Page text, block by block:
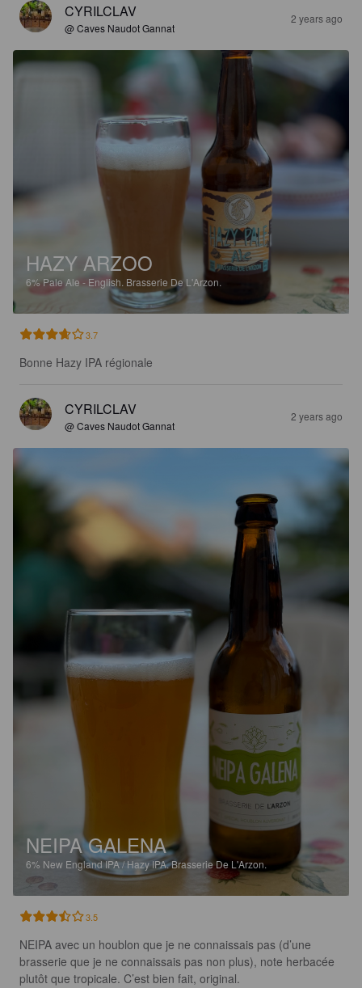
CYRILCLAV
@ Caves Naudot Gannat
2 years ago
HAZY ARZOO
6%Pale Ale - English. Brasserie De L'Arzon.
3.7
Bonne Hazy IPA régionale
CYRILCLAV
@ Caves Naudot Gannat
2 years ago
NEIPA GALENA
6% New England IPA / Hazy IPA.Brasserie De L'Arzon.
3.5
NEIPA avec un houblon que je ne connaissais pas (d’une
brasserie que je ne connaissais pas non plus), note herbacée
plutôt que tropicale. C’est bien fait, original.